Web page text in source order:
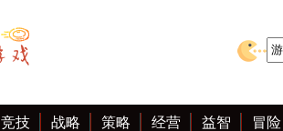
竞技 战略 策略 经营 益智 冒险